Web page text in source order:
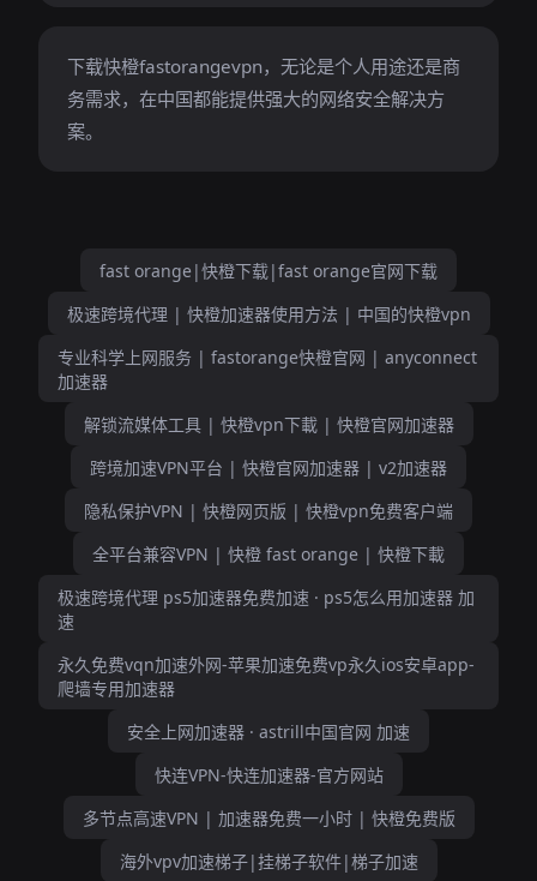
下载快橙fastorangevpn，无论是个人用途还是商
务需求，在中国都能提供强大的网络安全解决方
案。
fast orange|快橙下载|fast orange官网下载
极速跨境代理 | 快橙加速器使用方法 | 中国的快橙vpn
专业科学上网服务 | fastorange快橙官网 | anyconnect
加速器
解锁流媒体工具 | 快橙vpn下載 | 快橙官网加速器
跨境加速VPN平台 | 快橙官网加速器 | v2加速器
隐私保护VPN | 快橙网页版 | 快橙vpn免费客户端
全平台兼容VPN | 快橙 fast orange | 快橙下載
极速跨境代理 ps5加速器免费加速 · ps5怎么用加速器 加
速
永久免费vqn加速外网-苹果加速免费vp永久ios安卓app-
爬墙专用加速器
安全上网加速器 · astrill中国官网 加速
快连VPN-快连加速器-官方网站
多节点高速VPN | 加速器免费一小时 | 快橙免费版
海外vpv加速梯子|挂梯子软件|梯子加速